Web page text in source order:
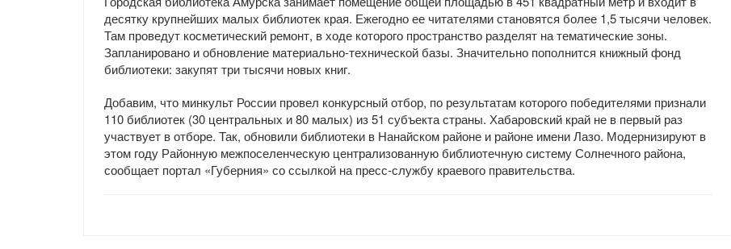
десятку крупнейших малых библиотек края. Ежегодно ее читателями становятся более 1,5 тысячи человек.
Там проведут косметический ремонт, в ходе которого пространство разделят на тематические зоны.
Запланировано и обновление материально-технической базы. Значительно пополнится книжный фонд
библиотеки: закупят три тысячи новых книг.
Добавим, что минкульт России провел конкурсный отбор, по результатам которого победителями признали
110 библиотек (30 центральных и 80 малых) из 51 субъекта страны. Хабаровский край не в первый раз
участвует в отборе. Так, обновили библиотеки в Нанайском районе и районе имени Лазо. Модернизируют в
этом году Районную межпоселенческую централизованную библиотечную систему Солнечного района,
сообщает портал «Губерния» со ссылкой на пресс-службу краевого правительства.